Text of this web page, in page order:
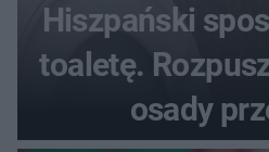
Hiszpański
toaletę.
osady